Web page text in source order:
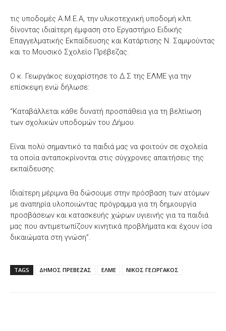
τις υποδομές Α.Μ.Ε.Α, την υλικοτεχνική υποδομή κλπ.
δίνοντας ιδιαίτερη έμφαση στο Εργαστήριο Ειδικής
Επαγγελματικής Εκπαίδευσης και Κατάρτισης Ν. Σαμψούντας
και το Μουσικό Σχολείο Πρέβεζας.
Ο κ. Γεωργάκος ευχαρίστησε το Δ.Σ της ΕΛΜΕ για την
επίσκεψη ενώ δήλωσε:
“Καταβάλλεται κάθε δυνατή προσπάθεια για τη βελτίωση
των σχολικών υποδομών του Δήμου.
Είναι πολύ σημαντικό τα παιδιά μας να φοιτούν σε σχολεία
τα οποία ανταποκρίνονται στις σύγχρονες απαιτήσεις της
εκπαίδευσης.
Ιδιαίτερη μέριμνα θα δώσουμε στην πρόσβαση των ατόμων
με αναπηρία υλοποιώντας πρόγραμμα για τη δημιουργία
προσβάσεων και κατασκευής χώρων υγιεινής για τα παιδιά
μας που αντιμετωπίζουν κινητικά προβλήματα και έχουν ίσα
δικαιώματα στη γνώση”.
TAGS ΔΗΜΟΣ ΠΡΕΒΕΖΑΣ ΕΛΜΕ ΝΙΚΟΣ ΓΕΩΡΓΑΚΟΣ